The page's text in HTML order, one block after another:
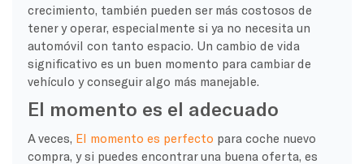
crecimiento, también pueden ser más costosos de
tener y operar, especialmente si ya no necesita un
automóvil con tanto espacio. Un cambio de vida
significativo es un buen momento para cambiar de
vehículo y conseguir algo más manejable.
El momento es el adecuado
A veces, El momento es perfecto para coche nuevo
compra, y si puedes encontrar una buena oferta, es